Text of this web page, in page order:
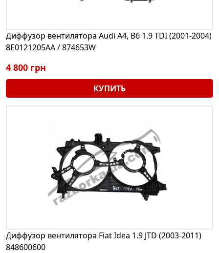
Диффузор вентилятора Audi A4, B6 1.9 TDI (2001-2004)
8E0121205AA / 874653W
4 800 грн
КУПИТЬ
Диффузор вентилятора Fiat Idea 1.9 JTD (2003-2011)
848600600